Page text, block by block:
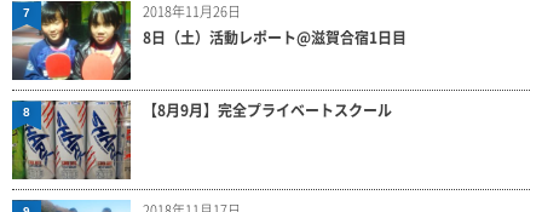
2018年11月26日
8日（土）活動レポート@滋賀合宿1日目
7
【8月9月】完全プライベートスクール
8